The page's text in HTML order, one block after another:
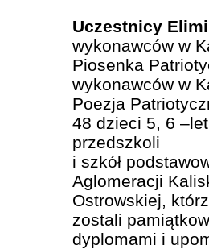
Uczestnicy
wykonawców w
Piosenka
wykonawców w
Poezja
48 dzieci 5, 6
przedszkoli
i szkół
Aglomeracji
Ostrowskiej,
zostali
dyplomami i